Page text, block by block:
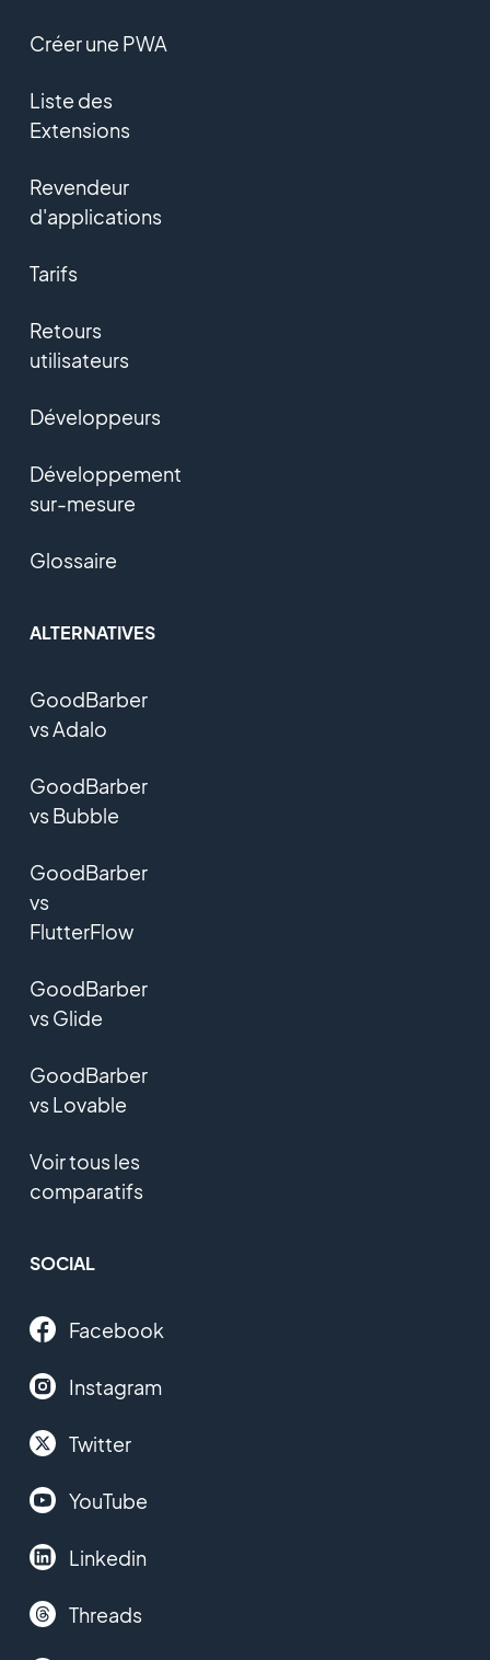
Créer une PWA
Liste des
Extensions
Revendeur
d'applications
Tarifs
Retours
utilisateurs
Développeurs
Développement
sur-mesure
Glossaire
ALTERNATIVES
GoodBarber
vs Adalo
GoodBarber
vs Bubble
GoodBarber
vs
FlutterFlow
GoodBarber
vs Glide
GoodBarber
vs Lovable
Voir tous les
comparatifs
SOCIAL
Facebook
Instagram
Twitter
YouTube
Linkedin
Threads